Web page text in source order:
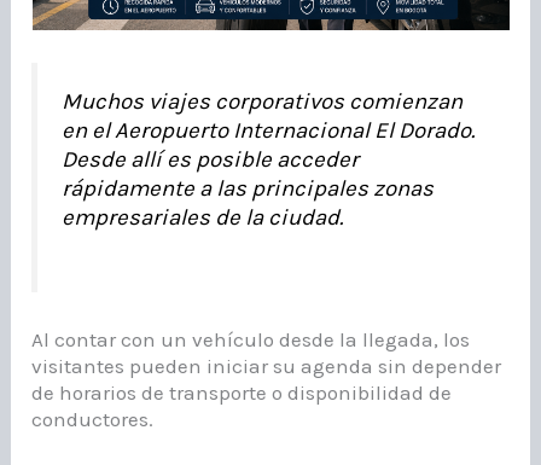
Muchos viajes corporativos comienzan
en el Aeropuerto Internacional El Dorado.
Desde allí es posible acceder
rápidamente a las principales zonas
empresariales de la ciudad.
Al contar con un vehículo desde la llegada, los
visitantes pueden iniciar su agenda sin depender
de horarios de transporte o disponibilidad de
conductores.